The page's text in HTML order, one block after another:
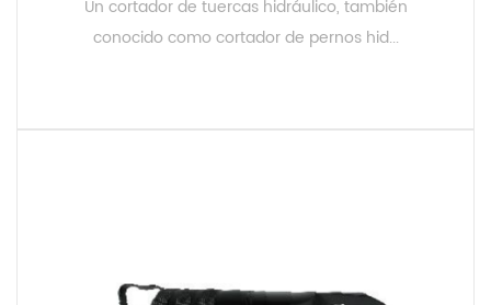
Un cortador de tuercas hidráulico, también
conocido como cortador de pernos hid...